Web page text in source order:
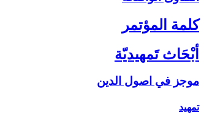
كلمة المؤتمر
أبْحَاث تَمهيديّة
موجز في اصول الدين‏
تمهيد